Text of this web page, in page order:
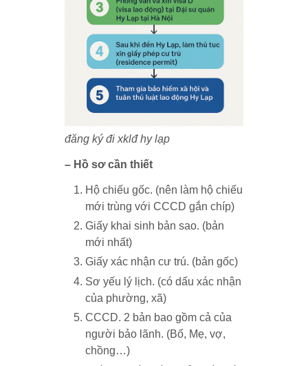
đăng ký đi xklđ hy lạp
– Hồ sơ cần thiết
Hộ chiếu gốc. (nên làm hộ chiếu
mới trùng với CCCD gắn chíp)
Giấy khai sinh bản sao. (bản
mới nhất)
Giấy xác nhận cư trú. (bản gốc)
Sơ yếu lý lịch. (có dấu xác nhận
của phường, xã)
CCCD. 2 bản bao gồm cả của
người bảo lãnh. (Bố, Mẹ, vợ,
chồng…)